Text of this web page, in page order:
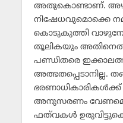
അതുകൊണ്ടാണ്.
നിഷേധവുമൊക്കെ
കൊടുകുത്തി
തൂലികയും
പണ്ഡിതരെ
അത്ഭതപ്പെടാനില്ല.
അനുസരണം
ഫത്‌വകള്‍